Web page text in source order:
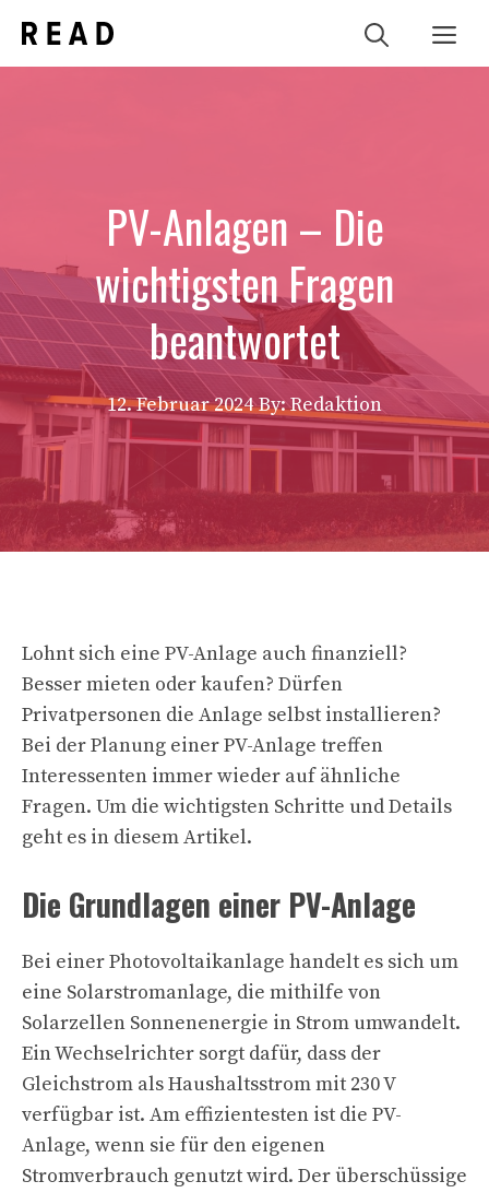
Inhalt
springen
PV-Anlagen – Die
wichtigsten Fragen
beantwortet
12. Februar 2024 By: Redaktion
Lohnt sich eine PV-Anlage auch finanziell?
Besser mieten oder kaufen? Dürfen
Privatpersonen die Anlage selbst installieren?
Bei der Planung einer PV-Anlage treffen
Interessenten immer wieder auf ähnliche
Fragen. Um die wichtigsten Schritte und Details
geht es in diesem Artikel.
Die Grundlagen einer PV-Anlage
Bei einer Photovoltaikanlage handelt es sich um
eine Solarstromanlage, die mithilfe von
Solarzellen Sonnenenergie in Strom umwandelt.
Ein Wechselrichter sorgt dafür, dass der
Gleichstrom als Haushaltsstrom mit 230 V
verfügbar ist. Am effizientesten ist die PV-
Anlage, wenn sie für den eigenen
Stromverbrauch genutzt wird. Der überschüssige